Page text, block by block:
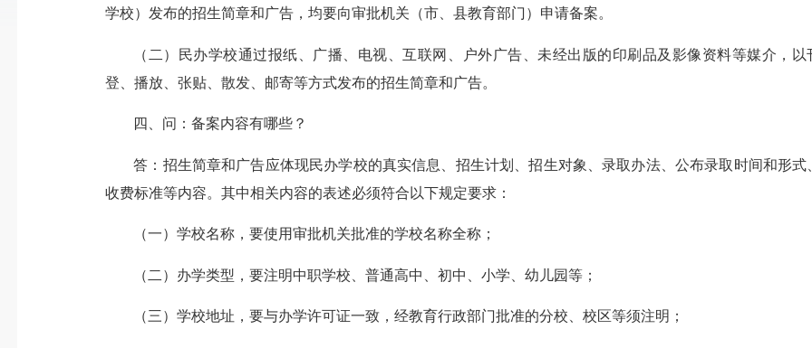
学校）发布的招生简章和广告，均要向审批机关（市、县教育部门）申请备案。
（二）民办学校通过报纸、广播、电视、互联网、户外广告、未经出版的印刷品及影像资料等媒介，以
登、播放、张贴、散发、邮寄等方式发布的招生简章和广告。
四、问：备案内容有哪些？
答：招生简章和广告应体现民办学校的真实信息、招生计划、招生对象、录取办法、公布录取时间和形式
收费标准等内容。其中相关内容的表述必须符合以下规定要求：
（一）学校名称，要使用审批机关批准的学校名称全称；
（二）办学类型，要注明中职学校、普通高中、初中、小学、幼儿园等；
（三）学校地址，要与办学许可证一致，经教育行政部门批准的分校、校区等须注明；